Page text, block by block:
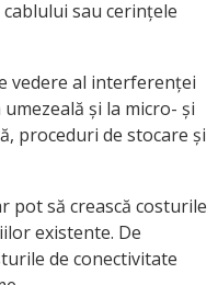
sau cerințele
vedere al interferenței
și la micro- și
proceduri de stocare și
pot să crească costurile
existente. De
de conectivitate